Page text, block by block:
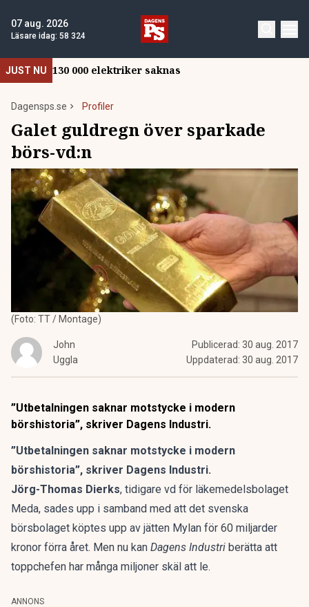
07 aug. 2026
Läsare idag: 58 324
JUST NU 130 000 elektriker saknas
Dagensps.se Profiler
Galet guldregn över sparkade
börs-vd:n
(Foto: TT / Montage)
John
Uggla
Publicerad: 30 aug. 2017
Uppdaterad: 30 aug. 2017
”Utbetalningen saknar motstycke i modern
börshistoria”, skriver Dagens Industri.
”Utbetalningen saknar motstycke i modern
börshistoria”, skriver Dagens Industri.
Jörg-Thomas Dierks, tidigare vd för läkemedelsbolaget
Meda, sades upp i samband med att det svenska
börsbolaget köptes upp av jätten Mylan för 60 miljarder
kronor förra året. Men nu kan Dagens Industri berätta att
toppchefen har många miljoner skäl att le.
ANNONS